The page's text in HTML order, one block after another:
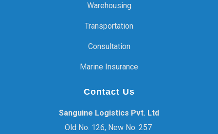
Warehousing
Transportation
Consultation
Marine Insurance
Contact Us
Sanguine Logistics Pvt. Ltd
Old No. 126, New No. 257